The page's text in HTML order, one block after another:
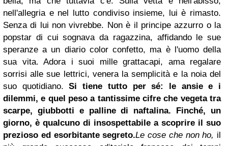
nell'allegria e nel lutto condiviso insieme, lui è rimasto.
Senza di lui non vivrebbe. Non è il principe azzurro o la
popstar di cui sognava da ragazzina, affidando le sue
speranze a un diario color confetto, ma è l'uomo della
sua vita. Adora i suoi mille grattacapi, ama regalare
sorrisi alle sue lettrici, venera la semplicità e la noia del
suo quotidiano. Si tiene tutto per sé: le ansie e i
dilemmi, e quel peso a tantissime cifre che vegeta tra
scarpe, giubbotti e palline di naftalina. Finché, un
giorno, è qualcuno di insospettabile a scoprire il suo
prezioso ed esorbitante segreto.Le cose che non ho, il